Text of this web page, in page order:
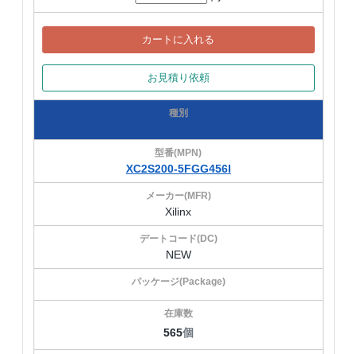
カートに入れる
お見積り依頼
XC2S200-5FGG456I
Xilinx
NEW
565個